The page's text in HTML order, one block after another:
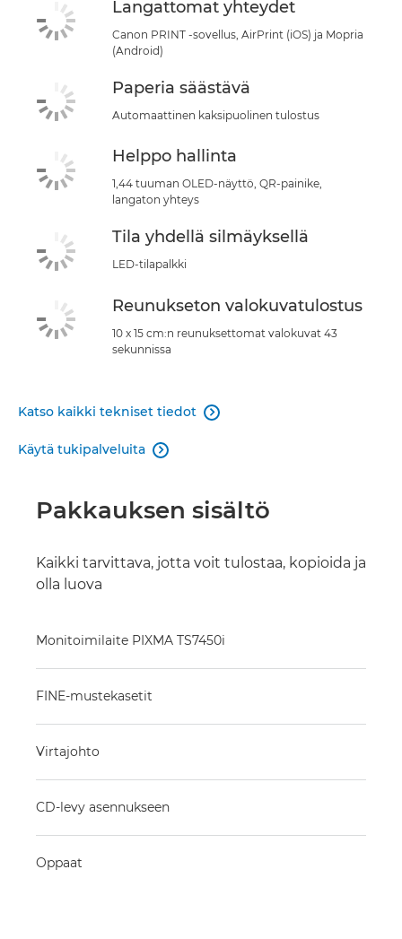
Langattomat yhteydet
Canon PRINT -sovellus, AirPrint (iOS) ja Mopria
(Android)
Paperia säästävä
Automaattinen kaksipuolinen tulostus
Helppo hallinta
1,44 tuuman OLED-näyttö, QR-painike,
langaton yhteys
Tila yhdellä silmäyksellä
LED-tilapalkki
Reunukseton valokuvatulostus
10 x 15 cm:n reunuksettomat valokuvat 43
sekunnissa
Katso kaikki tekniset tiedot 
Käytä tukipalveluita 
Pakkauksen sisältö
Kaikki tarvittava, jotta voit tulostaa, kopioida ja
olla luova
Monitoimilaite PIXMA TS7450i
FINE-mustekasetit
Virtajohto
CD-levy asennukseen
Oppaat